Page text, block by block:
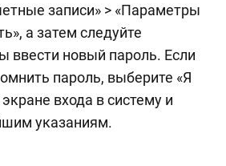
записи» > «Параметры
а затем следуйте
ввести новый пароль. Если
пароль, выберите «Я
входа в систему и
указаниям.